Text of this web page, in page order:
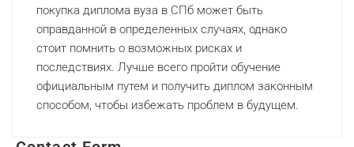
покупка диплома вуза в СПб может быть
оправданной в определенных случаях, однако
стоит помнить о возможных рисках и
последствиях. Лучше всего пройти обучение
официальным путем и получить диплом законным
способом, чтобы избежать проблем в будущем.